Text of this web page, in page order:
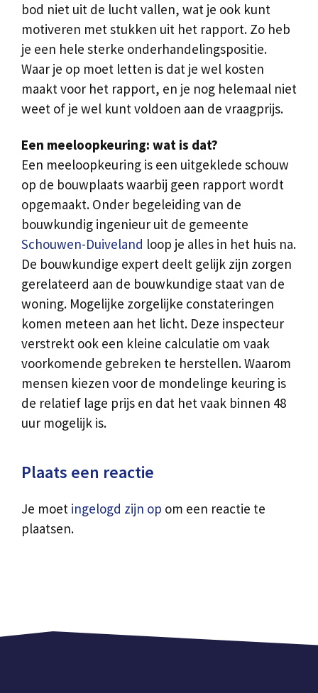
bod niet uit de lucht vallen, wat je ook kunt
motiveren met stukken uit het rapport. Zo heb
je een hele sterke onderhandelingspositie.
Waar je op moet letten is dat je wel kosten
maakt voor het rapport, en je nog helemaal niet
weet of je wel kunt voldoen aan de vraagprijs.
Een meeloopkeuring: wat is dat?
Een meeloopkeuring is een uitgeklede schouw
op de bouwplaats waarbij geen rapport wordt
opgemaakt. Onder begeleiding van de
bouwkundig ingenieur uit de gemeente
Schouwen-Duiveland loop je alles in het huis na.
De bouwkundige expert deelt gelijk zijn zorgen
gerelateerd aan de bouwkundige staat van de
woning. Mogelijke zorgelijke constateringen
komen meteen aan het licht. Deze inspecteur
verstrekt ook een kleine calculatie om vaak
voorkomende gebreken te herstellen. Waarom
mensen kiezen voor de mondelinge keuring is
de relatief lage prijs en dat het vaak binnen 48
uur mogelijk is.
Plaats een reactie
Je moet ingelogd zijn op om een reactie te
plaatsen.